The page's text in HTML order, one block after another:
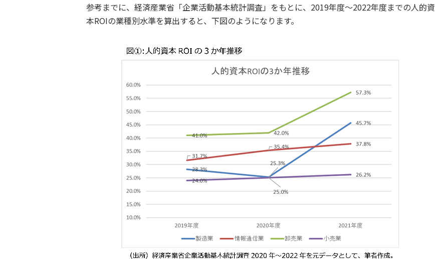
参考までに、経済産業省「企業活動基本統計調査」をもとに、2019年度～2022年度までの人的資
本ROIの業種別水準を算出すると、下図のようになります。